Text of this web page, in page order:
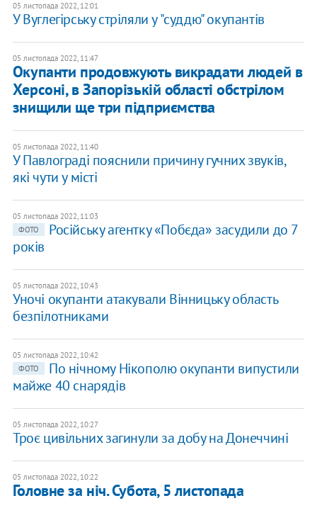
05 листопада 2022, 12:01
У Вуглегірську стріляли у "суддю" окупантів
05 листопада 2022, 11:47
Окупанти продовжують викрадати людей в
Херсоні, в Запорізькій області обстрілом
знищили ще три підприємства
05 листопада 2022, 11:40
У Павлограді пояснили причину гучних звуків,
які чути у місті
05 листопада 2022, 11:03
ФОТО
Російську агентку «Побєда» засудили до 7
років
05 листопада 2022, 10:43
Уночі окупанти атакували Вінницьку область
безпілотниками
05 листопада 2022, 10:42
ФОТО
По нічному Нікополю окупанти випустили
майже 40 снарядів
05 листопада 2022, 10:27
Троє цивільних загинули за добу на Донеччині
05 листопада 2022, 10:22
Головне за ніч. Субота, 5 листопада